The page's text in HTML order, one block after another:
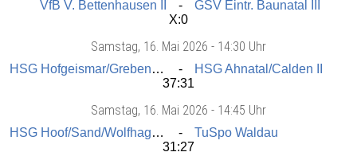
VfB V. Bettenhausen II
GSV Eintr. Baunatal III
X:0
Samstag, 16. Mai 2026 - 14:30 Uhr
HSG Hofgeismar/Grebenstein III
HSG Ahnatal/Calden II
37:31
Samstag, 16. Mai 2026 - 14:45 Uhr
HSG Hoof/Sand/Wolfhagen II
TuSpo Waldau
31:27